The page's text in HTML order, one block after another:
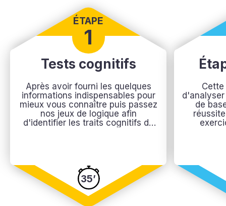
ÉTAPE
1
Tests cognitifs
Après avoir fourni les quelques
informations indispensables pour
mieux vous connaître puis passez
nos jeux de logique afin
d'identifier les traits cognitifs de
35’
de